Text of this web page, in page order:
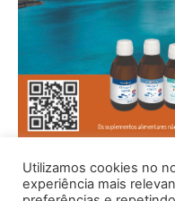
Utilizamos cookies no
experiência mais